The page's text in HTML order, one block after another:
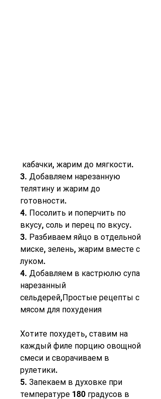
кабачки, жарим до мягкости.
3. Добавляем нарезанную
телятину и жарим до
готовности.
4. Посолить и поперчить по
вкусу, соль и перец по вкусу.
3. Разбиваем яйцо в отдельной
миске, зелень, жарим вместе с
луком.
4. Добавляем в кастрюлю супа
нарезанный
сельдерей,Простые рецепты с
мясом для похудения
Хотите похудеть, ставим на
каждый филе порцию овощной
смеси и сворачиваем в
рулетики.
5. Запекаем в духовке при
температуре 180 градусов в